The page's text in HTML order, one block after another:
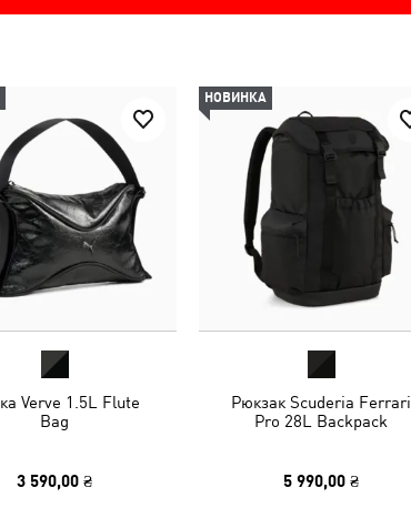
Verve 1.5L Flute
Bag
3 590,00 ₴
НОВИНКА
Рюкзак Scuderia Ferrari
Pro 28L Backpack
5 990,00 ₴